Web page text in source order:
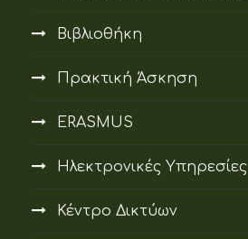
Βιβλιοθήκη
Πρακτική Άσκηση
ERASMUS
Ηλεκτρονικές Υπηρεσίες
Κέντρο Δικτύων